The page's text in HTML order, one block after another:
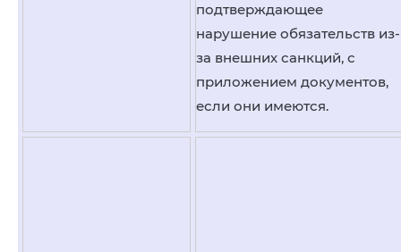
подтверждающее
нарушение обязательств из-
за внешних санкций, с
приложением документов,
если они имеются.